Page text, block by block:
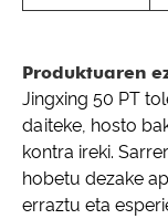
Produktuaren
Jingxing 50 PT
daiteke, hosto
kontra ireki.
hobetu dezake
erraztu eta